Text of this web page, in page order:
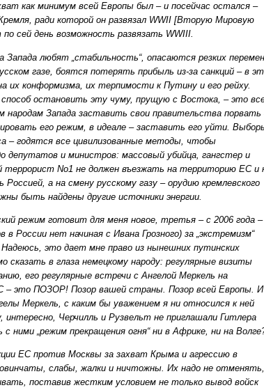
как минимум всей Европы был – и посейчас остался –
ради которой он развязал WWII [Вторую Мировую
сей день возможность развязать WWIII.
Запада любят „стабильность“, опасаются резких перемен,
газе, боятся потерять прибыль из-за санкций – в
их конформизма, их терпимости к Путину и его рейху.
остановить эту чуму, прущую с Востока, – это
народам Запада заставить свои правительства порвать
его режим, в идеале – заставить его уйти.
– годятся все цивилизованные методы, чтобы
депутатов и министров: массовый убийца, гангстер и
террорист No1 не должен въезжать на территорию ЕС и
Россией, а на смену русскому газу – орудию кремлевского
быть найдены другие источники энергии.
режим готовит для меня новое, третья – с 2006 года –
в России нет начиная с Ивана Грозного) за „экстремизм“
Надеюсь, это дает мне право из нынешних путинских
сказать в глаза немецкому народу: регулярные визиты
его регулярные встречи с Ангелой Меркель на
– это ПОЗОР! Позор вашей страны. Позор всей Европы. И
Меркель, с каким бы уважением я ни относился к ней
интересно, Черчилль и Рузвельт не приглашали Гитлера
с ними „режим прекращения огня“ ни в Африке, ни на
ЕС против Москвы за захват Крыма и агрессию в
слабы, жалки и ничтожны. Их надо не
поставив жестким условием не только вывод войск